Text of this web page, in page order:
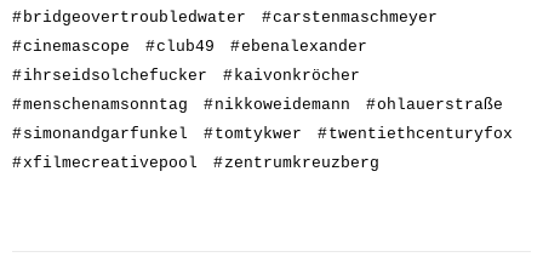
#bridgeovertroubledwater #carstenmaschmeyer
#cinemascope #club49 #ebenalexander
#ihrseidsolchefucker #kaivonkröcher
#menschenamsonntag #nikkoweidemann #ohlauerstraße
#simonandgarfunkel #tomtykwer #twentiethcenturyfox
#xfilmecreativepool #zentrumkreuzberg